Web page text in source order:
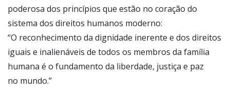
poderosa dos princípios que estão no coração do
sistema dos direitos humanos moderno:
“O reconhecimento da dignidade inerente e dos direitos
iguais e inalienáveis de todos os membros da família
humana é o fundamento da liberdade, justiça e paz
no mundo.”